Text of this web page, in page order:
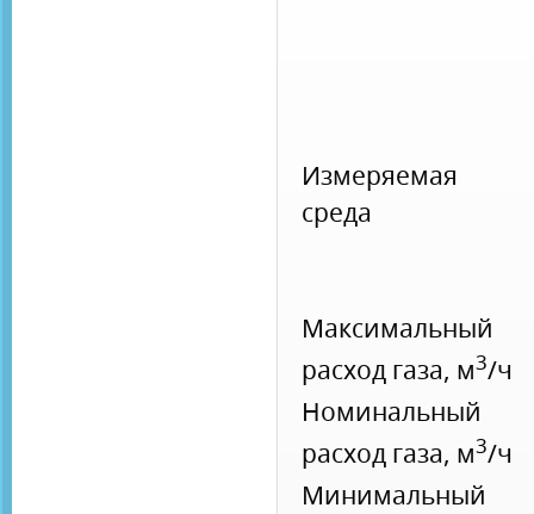
Измеряемая
среда
Максимальный
расход газа, м3/ч
Номинальный
расход газа, м3/ч
Минимальный